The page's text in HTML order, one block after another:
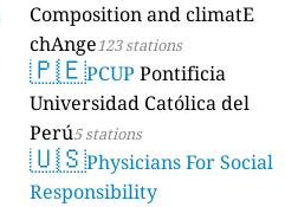
Composition and climatE
chAnge123 stations
🇵🇪PCUP Pontificia
Universidad Católica del
Perú5 stations
🇺🇸Physicians For Social
Responsibility